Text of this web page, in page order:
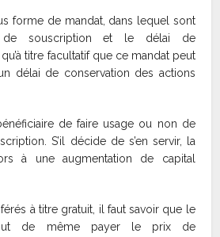
forme de mandat, dans lequel sont
souscription et le délai de
titre facultatif que ce mandat peut
délai de conservation des actions
de faire usage ou non de
S’il décide de s’en servir, la
à une augmentation de capital
à titre gratuit, il faut savoir que le
de même payer le prix de